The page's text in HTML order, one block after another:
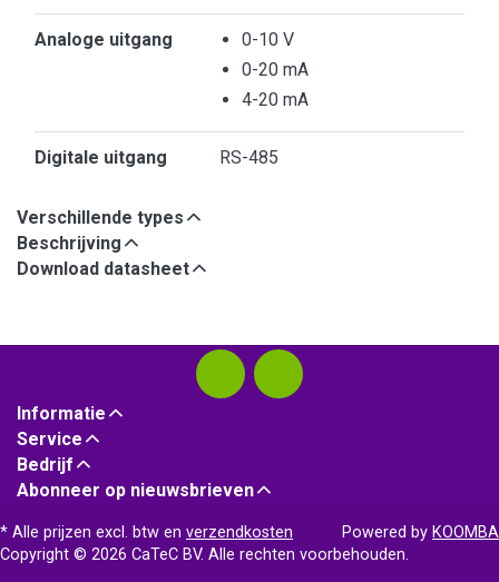
Analoge uitgang
0-10 V
0-20 mA
4-20 mA
Digitale uitgang RS-485
Verschillende types
Beschrijving
Download datasheet
Informatie
Service
Bedrijf
Abonneer op nieuwsbrieven
* Alle prijzen excl. btw en verzendkosten Powered by KOOMBA
Copyright © 2026 CaTeC BV. Alle rechten voorbehouden.